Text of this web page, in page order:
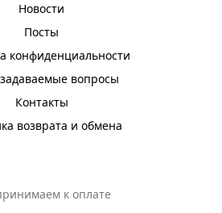
Новости
Посты
конфиденциальности
вопросы
Контакты
возврата и обмена
к оплате